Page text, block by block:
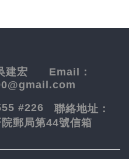
吳建宏 Email：
#226 聯絡地址：
郵局第44號信箱